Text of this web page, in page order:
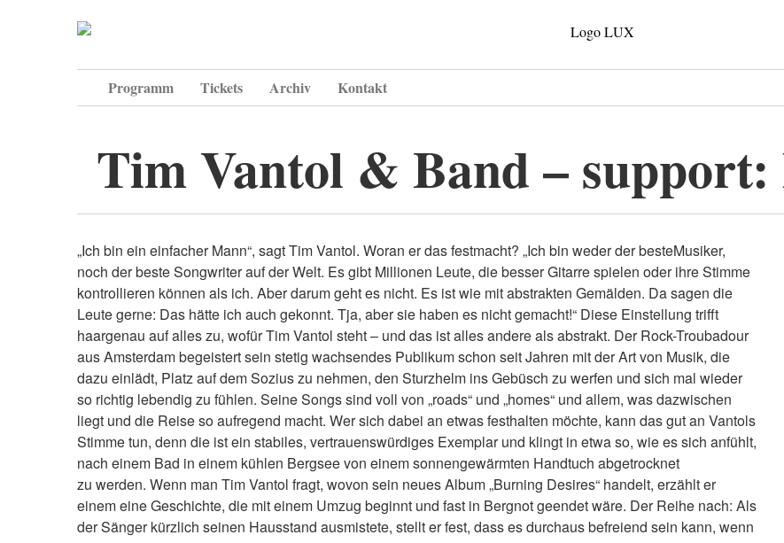
Programm Tickets Archiv Kontakt
Tim Vantol & Band –
„Ich bin ein einfacher Mann“, sagt Tim Vantol. Woran er das festmacht? „Ich bin weder der besteMusiker,
noch der beste Songwriter auf der Welt. Es gibt Millionen Leute, die besser Gitarre spielen oder ihre Stimme
kontrollieren können als ich. Aber darum geht es nicht. Es ist wie mit abstrakten Gemälden. Da sagen die
Leute gerne: Das hätte ich auch gekonnt. Tja, aber sie haben es nicht gemacht!“ Diese Einstellung trifft
haargenau auf alles zu, wofür Tim Vantol steht – und das ist alles andere als abstrakt. Der Rock-Troubadour
aus Amsterdam begeistert sein stetig wachsendes Publikum schon seit Jahren mit der Art von Musik, die
dazu einlädt, Platz auf dem Sozius zu nehmen, den Sturzhelm ins Gebüsch zu werfen und sich mal wieder
so richtig lebendig zu fühlen. Seine Songs sind voll von „roads“ und „homes“ und allem, was dazwischen
liegt und die Reise so aufregend macht. Wer sich dabei an etwas festhalten möchte, kann das gut an Vantols
Stimme tun, denn die ist ein stabiles, vertrauenswürdiges Exemplar und klingt in etwa so, wie es sich anfühlt,
nach einem Bad in einem kühlen Bergsee von einem sonnengewärmten Handtuch abgetrocknet
zu werden. Wenn man Tim Vantol fragt, wovon sein neues Album „Burning Desires“ handelt, erzählt er
einem eine Geschichte, die mit einem Umzug beginnt und fast in Bergnot geendet wäre. Der Reihe nach: Als
der Sänger kürzlich seinen Hausstand ausmistete, stellt er fest, dass es durchaus befreiend sein kann, wenn